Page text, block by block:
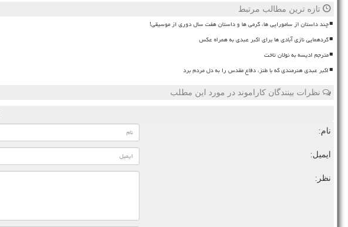
تازه ترین مطالب مرتبط
چند داستان از سامورایی ها، گرمی ها و داستان هفت سال دوری از موسیقی!
گردهمایی نازی آبادی ها برای اکبر عبدی به همراه عکس
مترجم ادیسه به نولان تاخت
اکبر عبدی هنرمندی که با طنز، دفاع مقدس را به دل مردم برد
نظرات بینندگان کاراموند در مورد این مطلب
نام:
ایمیل:
نظر: